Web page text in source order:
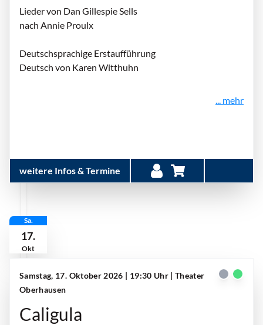
Lieder von Dan Gillespie Sells
nach Annie Proulx
Deutschsprachige Erstaufführung
Deutsch von Karen Witthuhn
... mehr
weitere Infos & Termine
Sa.
17.
Okt
Samstag, 17. Oktober 2026 | 19:30 Uhr | Theater
Oberhausen
Caligula